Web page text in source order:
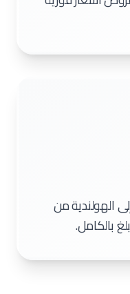
الهولندية من
بالكامل.